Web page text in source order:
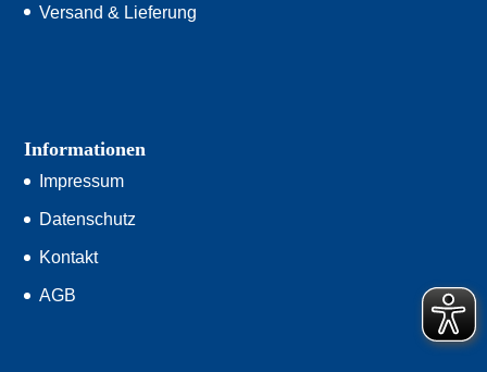
Versand & Lieferung
Informationen
Impressum
Datenschutz
Kontakt
AGB